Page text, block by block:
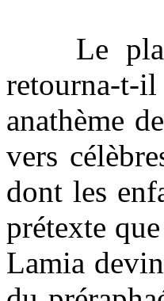
Le
retourna-t-il
anathème
vers
dont les
prétexte
Lamia